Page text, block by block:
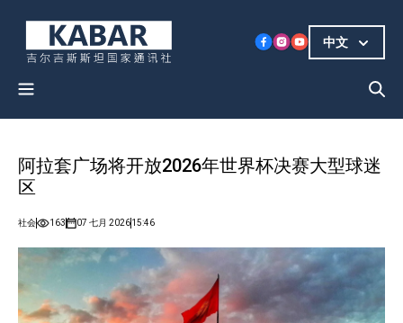
中文
阿拉套广场将开放2026年世界杯决赛大型球迷
区
社会 163 07 七月 202615:46